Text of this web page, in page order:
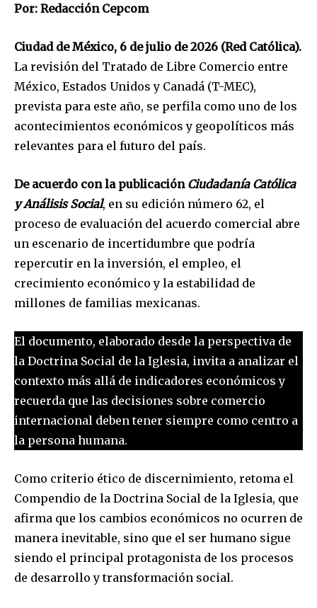
Por: Redacción Cepcom
Ciudad de México, 6 de julio de 2026 (Red Católica).
La revisión del Tratado de Libre Comercio entre
México, Estados Unidos y Canadá (T-MEC),
prevista para este año, se perfila como uno de los
acontecimientos económicos y geopolíticos más
relevantes para el futuro del país.
De acuerdo con la publicación Ciudadanía Católica
y Análisis Social, en su edición número 62, el
proceso de evaluación del acuerdo comercial abre
un escenario de incertidumbre que podría
repercutir en la inversión, el empleo, el
crecimiento económico y la estabilidad de
millones de familias mexicanas.
El documento, elaborado desde la perspectiva de
la Doctrina Social de la Iglesia, invita a analizar el
contexto más allá de indicadores económicos y
recuerda que las decisiones sobre comercio
internacional deben tener siempre como centro a
la persona humana.
Como criterio ético de discernimiento, retoma el
Compendio de la Doctrina Social de la Iglesia, que
afirma que los cambios económicos no ocurren de
manera inevitable, sino que el ser humano sigue
siendo el principal protagonista de los procesos
de desarrollo y transformación social.